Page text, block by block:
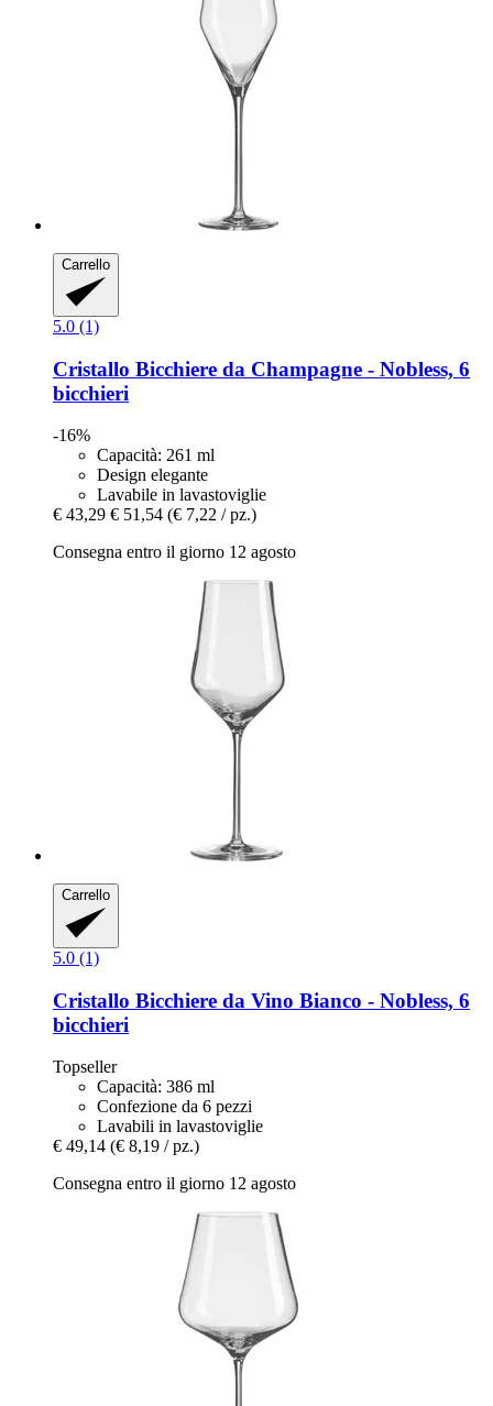
Carrello
5.0 (1)
Cristallo Bicchiere da Champagne -​ Nobless, 6
bicchieri
-16%
Capacità: 261 ml
Design elegante
Lavabile in lavastoviglie
€ 43,29 € 51,54 (€ 7,22 / pz.)
Consegna entro il giorno 12 agosto
Carrello
5.0 (1)
Cristallo Bicchiere da Vino Bianco -​ Nobless, 6
bicchieri
Topseller
Capacità: 386 ml
Confezione da 6 pezzi
Lavabili in lavastoviglie
€ 49,14 (€ 8,19 / pz.)
Consegna entro il giorno 12 agosto